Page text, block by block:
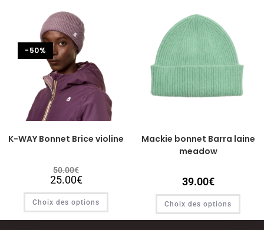
-50%
K-WAY Bonnet Brice violine
50.00€
25.00€
Choix des options
Mackie bonnet Barra laine
meadow
39.00€
Choix des options